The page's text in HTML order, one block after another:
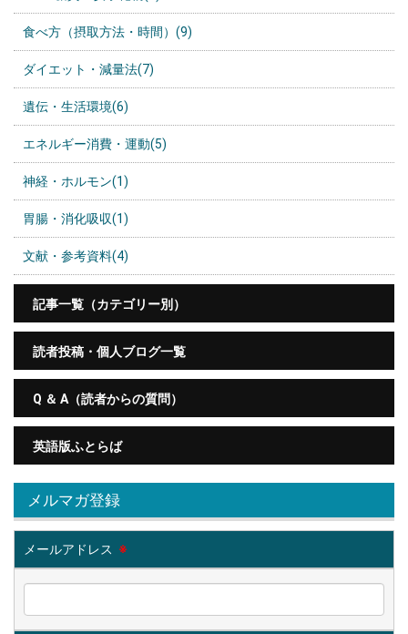
食べ方（摂取方法・時間）(9)
ダイエット・減量法(7)
遺伝・生活環境(6)
エネルギー消費・運動(5)
神経・ホルモン(1)
胃腸・消化吸収(1)
文献・参考資料(4)
記事一覧（カテゴリー別）
読者投稿・個人ブログ一覧
Q ＆ A（読者からの質問）
英語版ふとらば
メルマガ登録
メールアドレス ※